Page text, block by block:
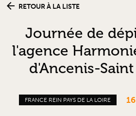
RETOUR À LA LISTE
Journée de
l'agence
d'Ancenis-
FRANCE REIN PAYS DE LA LOIRE